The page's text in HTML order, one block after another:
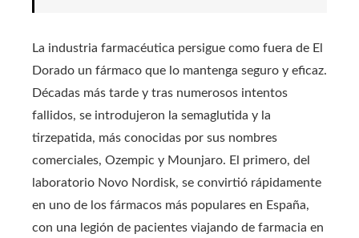
La industria farmacéutica persigue como fuera de El
Dorado un fármaco que lo mantenga seguro y eficaz.
Décadas más tarde y tras numerosos intentos
fallidos, se introdujeron la semaglutida y la
tirzepatida, más conocidas por sus nombres
comerciales, Ozempic y Mounjaro. El primero, del
laboratorio Novo Nordisk, se convirtió rápidamente
en uno de los fármacos más populares en España,
con una legión de pacientes viajando de farmacia en